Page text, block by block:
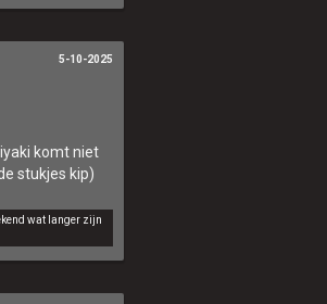
komt niet
stukjes kip)
wat langer zijn
5-10-2025